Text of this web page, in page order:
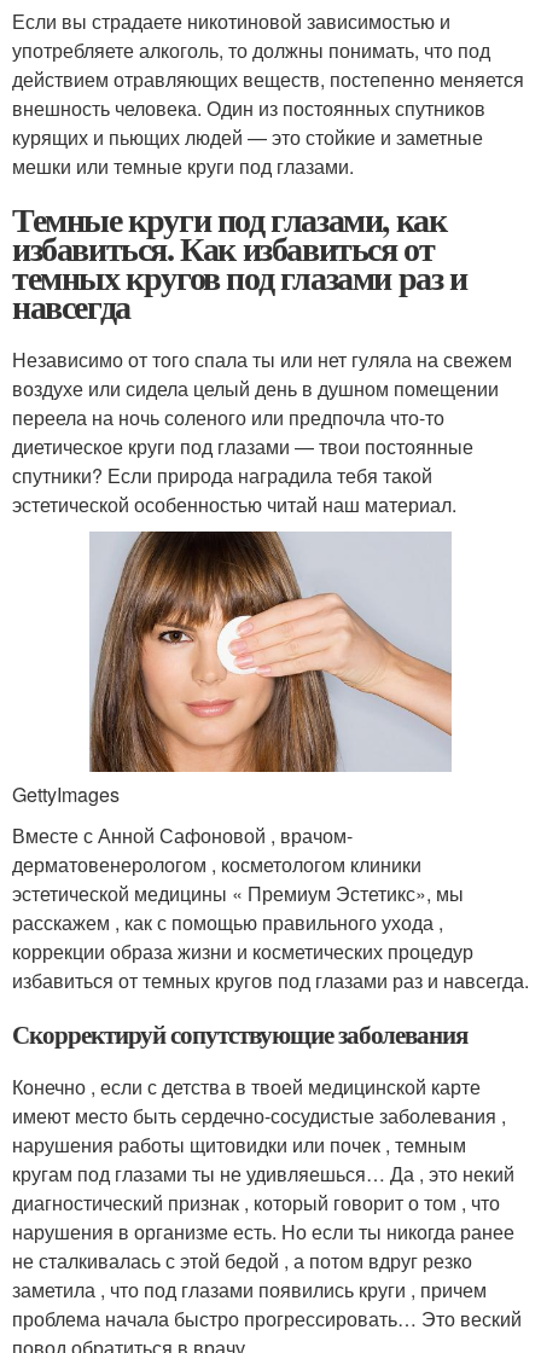
Если вы страдаете никотиновой зависимостью и
употребляете алкоголь, то должны понимать, что под
действием отравляющих веществ, постепенно меняется
внешность человека. Один из постоянных спутников
курящих и пьющих людей — это стойкие и заметные
мешки или темные круги под глазами.
Темные круги под глазами, как
избавиться. Как избавиться от
темных кругов под глазами раз и
навсегда
Независимо от того спала ты или нет гуляла на свежем
воздухе или сидела целый день в душном помещении
переела на ночь соленого или предпочла что-то
диетическое круги под глазами — твои постоянные
спутники? Если природа наградила тебя такой
эстетической особенностью читай наш материал.
GettyImages
Вместе с Анной Сафоновой , врачом-
дерматовенерологом , косметологом клиники
эстетической медицины « Премиум Эстетикс», мы
расскажем , как с помощью правильного ухода ,
коррекции образа жизни и косметических процедур
избавиться от темных кругов под глазами раз и навсегда.
Скорректируй сопутствующие заболевания
Конечно , если с детства в твоей медицинской карте
имеют место быть сердечно-сосудистые заболевания ,
нарушения работы щитовидки или почек , темным
кругам под глазами ты не удивляешься… Да , это некий
диагностический признак , который говорит о том , что
нарушения в организме есть. Но если ты никогда ранее
не сталкивалась с этой бедой , а потом вдруг резко
заметила , что под глазами появились круги , причем
проблема начала быстро прогрессировать… Это веский